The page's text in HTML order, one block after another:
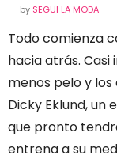
by SEGUI LA MODA
Todo comienza
hacia atrás.
menos pelo y los
Dicky Eklund, un
que pronto
entrena a su